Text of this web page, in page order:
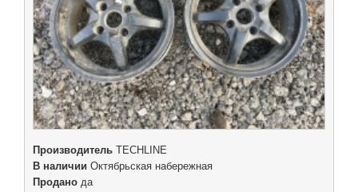
Производитель TECHLINE
В наличии Октябрьская набережная
Продано да